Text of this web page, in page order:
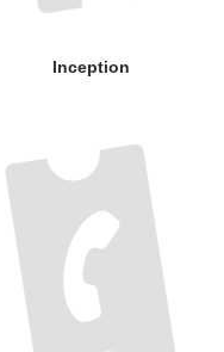
Inception